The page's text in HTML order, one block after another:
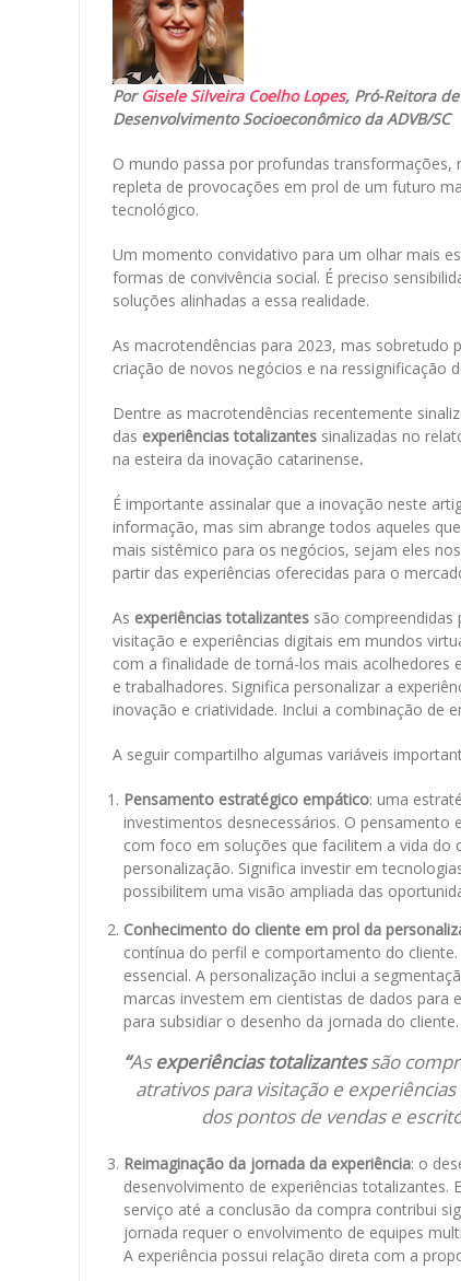
Por Gisele Silveira Coelho Lopes, Pró-Reitora
Desenvolvimento Socioeconômico da ADVB/SC
O mundo passa por profundas
repleta de provocações em prol de um futuro
tecnológico.
Um momento convidativo para um olhar mais
formas de convivência social. É preciso
soluções alinhadas a essa realidade.
As macrotendências para 2023, mas sobretudo
criação de novos negócios e na ressignificação
Dentre as macrotendências recentemente
das experiências totalizantes sinalizadas no
na esteira da inovação catarinense.
É importante assinalar que a inovação neste
informação, mas sim abrange todos aqueles
mais sistêmico para os negócios, sejam eles
partir das experiências oferecidas para o
As experiências totalizantes são
visitação e experiências digitais em mundos
com a finalidade de torná-los mais
e trabalhadores. Significa personalizar a
inovação e criatividade. Inclui a combinação de
A seguir compartilho algumas variáveis
Pensamento estratégico empático: uma
investimentos desnecessários. O
com foco em soluções que facilitem a vida do
personalização. Significa investir em
possibilitem uma visão ampliada das
Conhecimento do cliente em prol da
contínua do perfil e comportamento do
essencial. A personalização inclui a
marcas investem em cientistas de dados
para subsidiar o desenho da jornada do cliente.
“As experiências totalizantessão
atrativos para visitação e
dos pontos de vendas e
Reimaginação da jornada da experiência: o
desenvolvimento de experiências
serviço até a conclusão da compra contribui
jornada requer o envolvimento de equipes
A experiência possui relação direta com a